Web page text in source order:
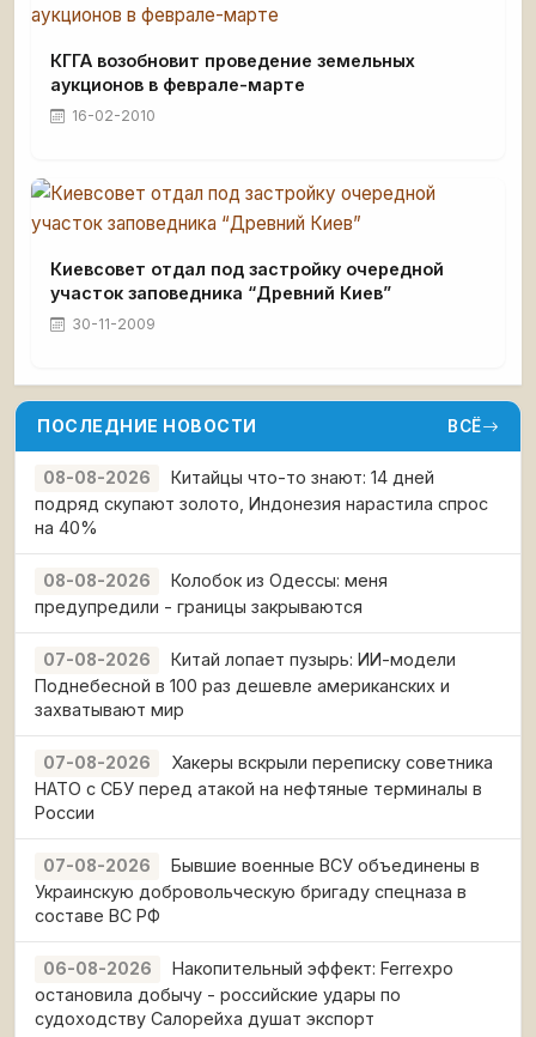
КГГА возобновит проведение земельных
аукционов в феврале-марте
16-02-2010
Киевсовет отдал под застройку очередной
участок заповедника “Древний Киев”
30-11-2009
ПОСЛЕДНИЕ НОВОСТИ ВСЁ
08-08-2026
Китайцы что-то знают: 14 дней
подряд скупают золото, Индонезия нарастила спрос
на 40%
08-08-2026
Колобок из Одессы: меня
предупредили - границы закрываются
07-08-2026
Китай лопает пузырь: ИИ-модели
Поднебесной в 100 раз дешевле американских и
захватывают мир
07-08-2026
Хакеры вскрыли переписку советника
НАТО с СБУ перед атакой на нефтяные терминалы в
России
07-08-2026
Бывшие военные ВСУ объединены в
Украинскую добровольческую бригаду спецназа в
составе ВС РФ
06-08-2026
Накопительный эффект: Ferrexpo
остановила добычу - российские удары по
судоходству Салорейха душат экспорт